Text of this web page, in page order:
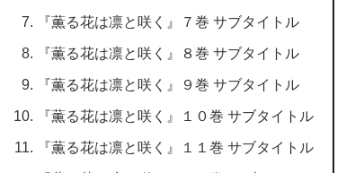
『薫る花は凛と咲く』７巻 サブタイトル
『薫る花は凛と咲く』８巻 サブタイトル
『薫る花は凛と咲く』９巻 サブタイトル
『薫る花は凛と咲く』１０巻 サブタイトル
『薫る花は凛と咲く』１１巻 サブタイトル